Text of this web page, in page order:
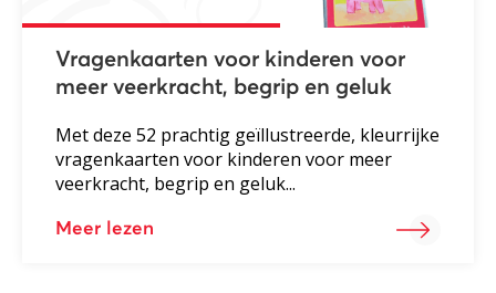
Vragenkaarten voor kinderen voor
meer veerkracht, begrip en geluk
Met deze 52 prachtig geïllustreerde, kleurrijke
vragenkaarten voor kinderen voor meer
veerkracht, begrip en geluk...
Meer lezen